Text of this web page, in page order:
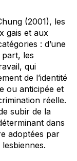
(2001), les
gais et aux
: d’une
les
qui
de l’identité
ou anticipée et
réelle.
subir de la
dans
adoptées par